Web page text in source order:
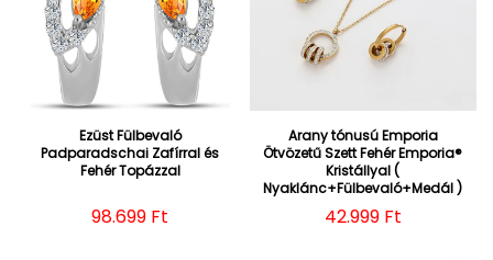
Ezüst Fülbevaló
Padparadschai Zafírral és
Fehér Topázzal
Normál ár
98.699 Ft
Arany tónusú Emporia
Ötvözetű Szett Fehér Emporia®
Kristállyal (
Nyaklánc+Fülbevaló+Medál )
Normál ár
42.999 Ft